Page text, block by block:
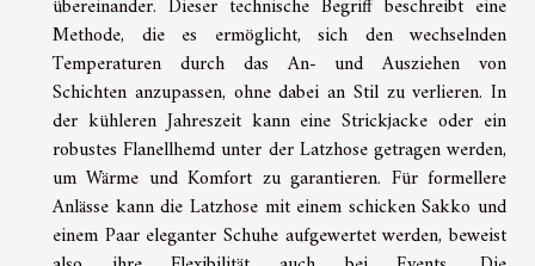
übereinander. Dieser technische Begriff beschreibt eine
Methode, die es ermöglicht, sich den wechselnden
Temperaturen durch das An- und Ausziehen von
Schichten anzupassen, ohne dabei an Stil zu verlieren. In
der kühleren Jahreszeit kann eine Strickjacke oder ein
robustes Flanellhemd unter der Latzhose getragen werden,
um Wärme und Komfort zu garantieren. Für formellere
Anlässe kann die Latzhose mit einem schicken Sakko und
einem Paar eleganter Schuhe aufgewertet werden, beweist